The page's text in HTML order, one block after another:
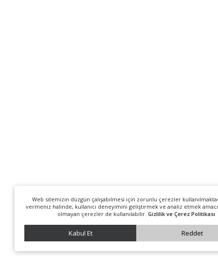
Web sitemizin düzgün çalışabilmesi için zorunlu çerezler
vermeniz halinde, kullanıcı deneyimini geliştirmek ve analiz etmek
olmayan çerezler de kullanılabilir. Gizlilik ve Çerez Politikası
Kabul Et Reddet